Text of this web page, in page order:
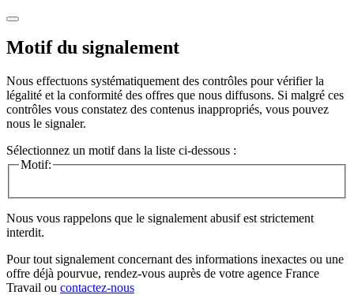
Motif du signalement
Nous effectuons systématiquement des contrôles pour vérifier la
légalité et la conformité des offres que nous diffusons. Si malgré ces
contrôles vous constatez des contenus inappropriés, vous pouvez
nous le signaler.
Sélectionnez un motif dans la liste ci-dessous :
Motif:
Nous vous rappelons que le signalement abusif est strictement
interdit.
Pour tout signalement concernant des informations inexactes ou une
offre déjà pourvue, rendez-vous auprès de votre agence France
Travail ou contactez-nous